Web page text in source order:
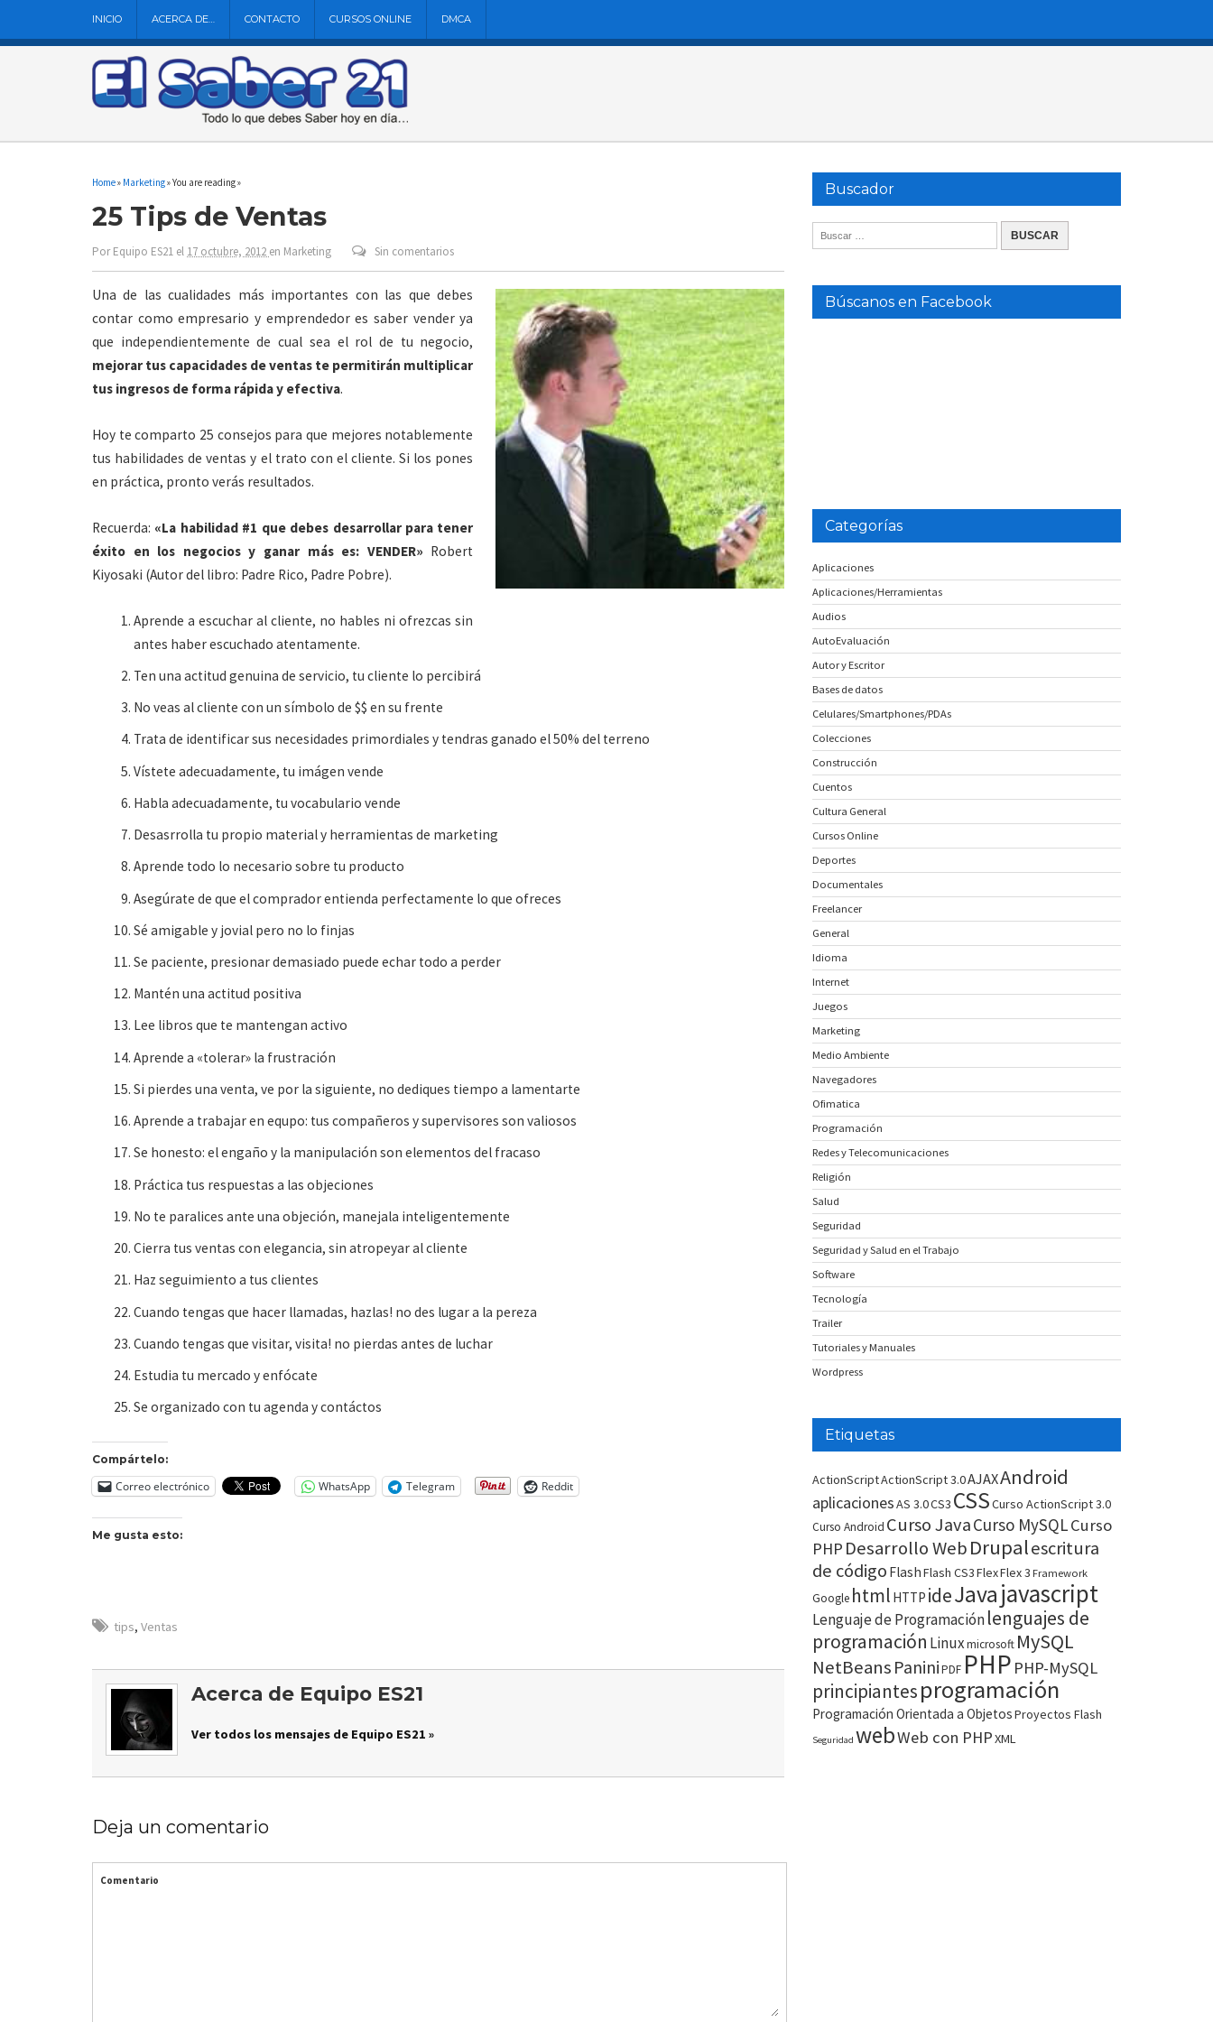
INICIO ACERCA DE… CONTACTO CURSOS ONLINE DMCA
Home» Marketing» You are reading »
25 Tips de Ventas
PorEquipo ES21 el 17 octubre, 2012 en Marketing Sin comentarios
Una de las cualidades más importantes con las que debes
contar como empresario y emprendedor es saber vender ya
que independientemente de cual sea el rol de tu negocio,
mejorar tus capacidades de ventas te permitirán multiplicar
tus ingresos de forma rápida y efectiva.
Hoy te comparto 25 consejos para que mejores notablemente
tus habilidades de ventas y el trato con el cliente. Si los pones
en práctica, pronto verás resultados.
Recuerda: «La habilidad #1 que debes desarrollar para tener
éxito en los negocios y ganar más es: VENDER» Robert
Kiyosaki (Autor del libro: Padre Rico, Padre Pobre).
Aprende a escuchar al cliente, no hables ni ofrezcas sin
antes haber escuchado atentamente.
Ten una actitud genuina de servicio, tu cliente lo percibirá
No veas al cliente con un símbolo de $$ en su frente
Trata de identificar sus necesidades primordiales y tendras ganado el 50% del terreno
Vístete adecuadamente, tu imágen vende
Habla adecuadamente, tu vocabulario vende
Desasrrolla tu propio material y herramientas de marketing
Aprende todo lo necesario sobre tu producto
Asegúrate de que el comprador entienda perfectamente lo que ofreces
Sé amigable y jovial pero no lo finjas
Se paciente, presionar demasiado puede echar todo a perder
Mantén una actitud positiva
Lee libros que te mantengan activo
Aprende a «tolerar» la frustración
Si pierdes una venta, ve por la siguiente, no dediques tiempo a lamentarte
Aprende a trabajar en equpo: tus compañeros y supervisores son valiosos
Se honesto: el engaño y la manipulación son elementos del fracaso
Práctica tus respuestas a las objeciones
No te paralices ante una objeción, manejala inteligentemente
Cierra tus ventas con elegancia, sin atropeyar al cliente
Haz seguimiento a tus clientes
Cuando tengas que hacer llamadas, hazlas! no des lugar a la pereza
Cuando tengas que visitar, visita! no pierdas antes de luchar
Estudia tu mercado y enfócate
Se organizado con tu agenda y contáctos
Compártelo:
Correo electrónico WhatsApp Telegram Reddit
Me gusta esto:
tips, Ventas
Acerca de Equipo ES21
Ver todos los mensajes de Equipo ES21 »
Deja un comentario
Comentario
Buscador
Búscanos en Facebook
Categorías
Aplicaciones
Aplicaciones/Herramientas
Audios
AutoEvaluación
Autor y Escritor
Bases de datos
Celulares/Smartphones/PDAs
Colecciones
Construcción
Cuentos
Cultura General
Cursos Online
Deportes
Documentales
Freelancer
General
Idioma
Internet
Juegos
Marketing
Medio Ambiente
Navegadores
Ofimatica
Programación
Redes y Telecomunicaciones
Religión
Salud
Seguridad
Seguridad y Salud en el Trabajo
Software
Tecnología
Trailer
Tutoriales y Manuales
Wordpress
Etiquetas
ActionScriptActionScript 3.0AJAXAndroid
aplicacionesAS 3.0CS3 CSSCurso ActionScript 3.0
Curso Android Curso JavaCurso MySQLCurso
PHP Desarrollo WebDrupalescritura
de código FlashFlash CS3FlexFlex 3 Framework
Google html HTTP ideJavajavascript
Lenguaje de Programaciónlenguajes de
programación Linuxmicrosoft MySQL
NetBeans PaniniPDF PHP PHP-MySQL
principiantesprogramación
Programación Orientada a ObjetosProyectos Flash
Seguridad webWeb con PHPXML